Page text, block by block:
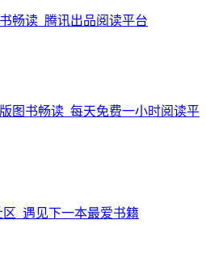
畅读_腾讯出品阅读平台
图书畅读_每天免费一小时阅读平
区_遇见下一本最爱书籍